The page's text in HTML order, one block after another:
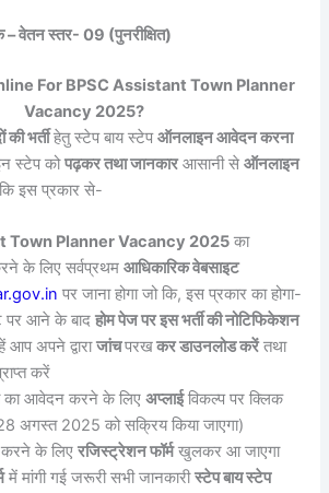
वेतन स्तर- 09 (पुनरीक्षित)
For BPSC Assistant Town Planner
Vacancy 2025?
भर्तीहेतु स्टेप बाय स्टेपऑनलाइन आवेदन करना
स्टेप कोपढ़कर तथा जानकारआसानी सेऑनलाइन
इस प्रकार से-
Town Planner Vacancy 2025 का
के लिए सर्वप्रथमआधिकारिक वेबसाइट
पर जाना होगा जो कि, इस प्रकार का होगा-
पर आने के बादहोम पेज पर इस भर्ती की नोटिफिकेशन
आप अपने द्वाराजांचपरखकर डाउनलोड करेंतथा
करें
का आवेदन करने के लिएअप्लाईविकल्प पर क्लिक
अगस्त 2025 को सक्रिय किया जाएगा)
करने के लिएरजिस्ट्रेशन फॉर्मखुलकर आ जाएगा
में मांगी गई जरूरी सभी जानकारीस्टेप बाय स्टेप